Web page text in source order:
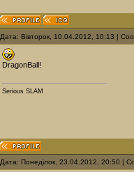
Дата: Вівторок, 10.04.2012, 10:13 |
DragonBall!
Serious SLAM
Дата: Понеділок, 23.04.2012, 20:50 |